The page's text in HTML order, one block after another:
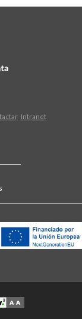
Intranet